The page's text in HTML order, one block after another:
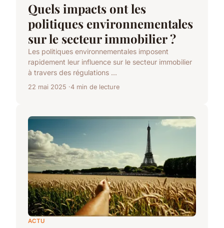
Quels impacts ont les
politiques environnementales
sur le secteur immobilier ?
Les politiques environnementales imposent
rapidement leur influence sur le secteur immobilier
à travers des régulations ...
22 mai 2025 4 min de lecture
ACTU